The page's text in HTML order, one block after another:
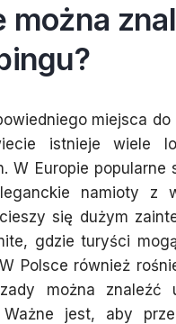
można
miejsca
istnieje wiele
W Europie
namioty z
się dużym
gdzie turyści
Polsce również
można znaleźć
Ważne jest, aby